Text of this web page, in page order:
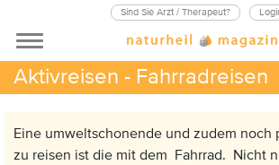
Sind Sie Arzt / Therapeut?
Aktivreisen - Fahrradreisen
Eine umweltschonende und zudem noch
zu reisen ist die mit dem Fahrrad. Nicht